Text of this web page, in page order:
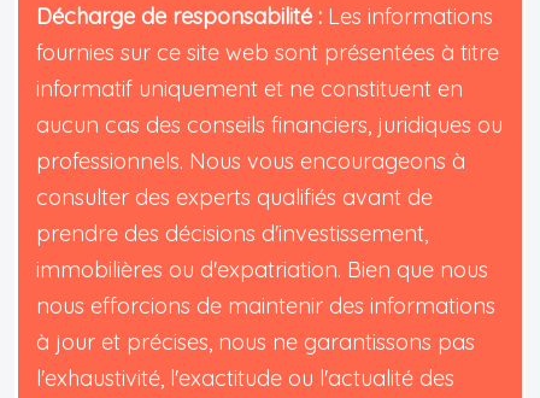
Décharge de responsabilité : Les informations
fournies sur ce site web sont présentées à titre
informatif uniquement et ne constituent en
aucun cas des conseils financiers, juridiques ou
professionnels. Nous vous encourageons à
consulter des experts qualifiés avant de
prendre des décisions d'investissement,
immobilières ou d'expatriation. Bien que nous
nous efforcions de maintenir des informations
à jour et précises, nous ne garantissons pas
l'exhaustivité, l'exactitude ou l'actualité des